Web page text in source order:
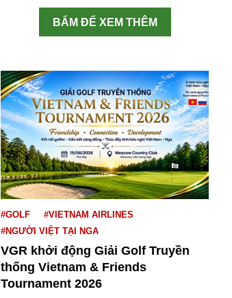
BẤM ĐỂ XEM THÊM
#GOLF
#VIETNAM AIRLINES
#NGƯỜI VIỆT TẠI NGA
VGR khởi động Giải Golf Truyền
thống Vietnam & Friends
Tournament 2026